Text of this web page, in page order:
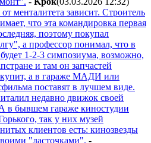
менталитета зависит. Строитель
что эта командировка первая
поэтому покупал
а профессор понимал, что в
1-2-3 симпозиума, возможно,
и там он запчастей
а в гараже МАДИ или
поставят в лучшем виде.
недавно движок своей
в бывшем гараже киностудии
так у них музей
клиентов есть: кинозвезды
"ласточками". -